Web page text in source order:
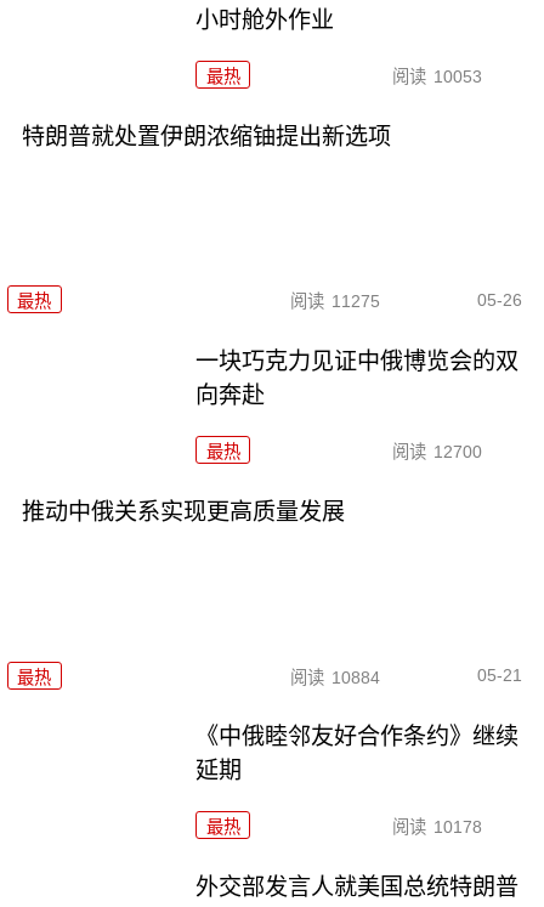
小时舱外作业
最热 阅读 10053
特朗普就处置伊朗浓缩铀提出新选项
最热 阅读 11275 05-26
一块巧克力见证中俄博览会的双
向奔赴
最热 阅读 12700
推动中俄关系实现更高质量发展
最热 阅读 10884 05-21
《中俄睦邻友好合作条约》继续
延期
最热 阅读 10178
外交部发言人就美国总统特朗普